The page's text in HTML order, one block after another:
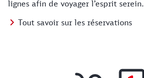
lignes afin de voyager l’esprit serein.
Tout savoir sur les réservations